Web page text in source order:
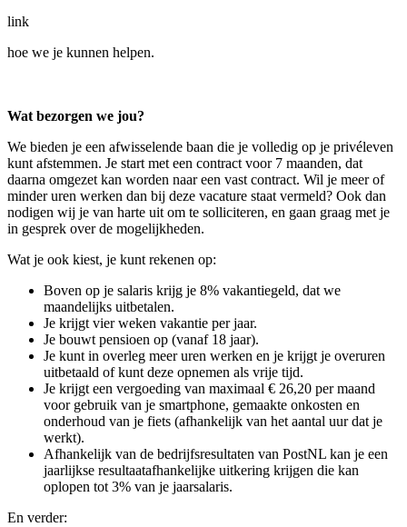
link
hoe we je kunnen helpen.
Wat bezorgen we jou?
We bieden je een afwisselende baan die je volledig op je privéleven
kunt afstemmen. Je start met een contract voor 7 maanden, dat
daarna omgezet kan worden naar een vast contract. Wil je meer of
minder uren werken dan bij deze vacature staat vermeld? Ook dan
nodigen wij je van harte uit om te solliciteren, en gaan graag met je
in gesprek over de mogelijkheden.
Wat je ook kiest, je kunt rekenen op:
Boven op je salaris krijg je 8% vakantiegeld, dat we
maandelijks uitbetalen.
Je krijgt vier weken vakantie per jaar.
Je bouwt pensioen op (vanaf 18 jaar).
Je kunt in overleg meer uren werken en je krijgt je overuren
uitbetaald of kunt deze opnemen als vrije tijd.
Je krijgt een vergoeding van maximaal € 26,20 per maand
voor gebruik van je smartphone, gemaakte onkosten en
onderhoud van je fiets (afhankelijk van het aantal uur dat je
werkt).
Afhankelijk van de bedrijfsresultaten van PostNL kan je een
jaarlijkse resultaatafhankelijke uitkering krijgen die kan
oplopen tot 3% van je jaarsalaris.
En verder: